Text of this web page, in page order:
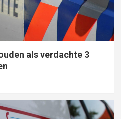
als verdachte 3